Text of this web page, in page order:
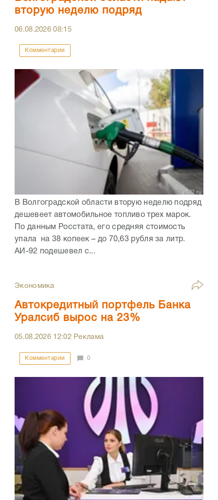
вторую неделю подряд
06.08.202608:15
Комментарии
В Волгоградской области вторую неделю подряд
дешевеет автомобильное топливо трех марок.
По данным Росстата, его средняя стоимость
упала на 38 копеек – до 70,63 рубля за литр.
АИ-92 подешевел с...
Экономика
Автокредитный портфель Банка
Уралсиб вырос на 23%
05.08.2026 12:02Реклама
Комментарии 0